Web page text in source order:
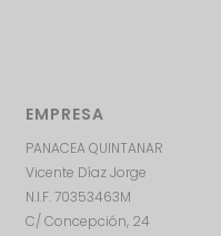
EMPRESA
PANACEA QUINTANAR
Vicente Díaz Jorge
N.I.F. 70353463M
C/ Concepción, 24